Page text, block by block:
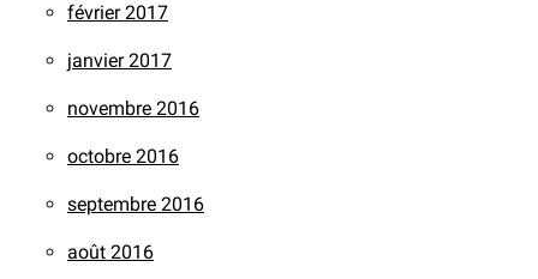
février 2017
janvier 2017
novembre 2016
octobre 2016
septembre 2016
août 2016